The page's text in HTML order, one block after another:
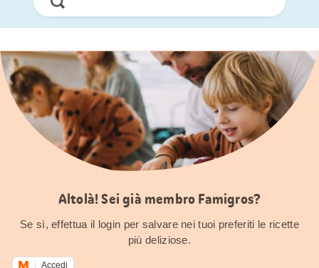
Cerca
ora
Altolà! Sei già membro Famigros?
Se sì, effettua il login per salvare nei tuoi preferiti le ricette
più deliziose.
Accedi